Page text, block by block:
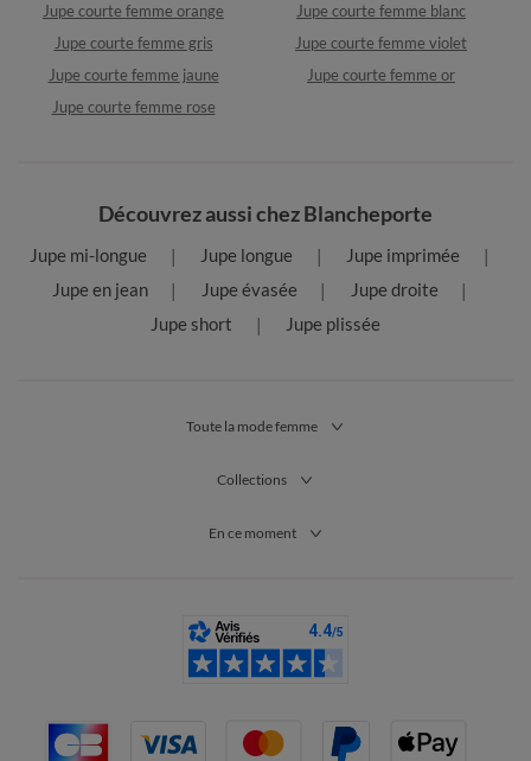
Jupe courte femme orange
Jupe courte femme blanc
Jupe courte femme gris
Jupe courte femme violet
Jupe courte femme jaune
Jupe courte femme or
Jupe courte femme rose
Découvrez aussi chez Blancheporte
Jupe mi-longue Jupe longue
Jupe imprimée
Jupe en jean
Jupe évasée
Jupe droite
Jupe short
Jupe plissée
Toute la mode femme
Collections
En ce moment